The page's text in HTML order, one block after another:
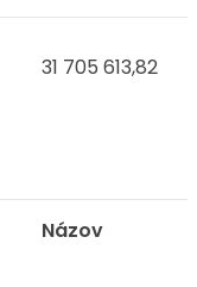
31 705 613,82
Názov